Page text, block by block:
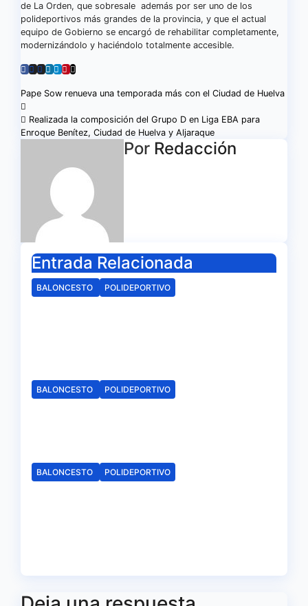
de La Orden, que sobresale además por ser uno de los
polideportivos más grandes de la provincia, y que el actual
equipo de Gobierno se encargó de rehabilitar completamente,
modernizándolo y haciéndolo totalmente accesible.
Navegación
de
Pape Sow renueva una temporada más con el Ciudad de Huelva
Realizada la composición del Grupo D en Liga EBA para
Enroque Benítez, Ciudad de Huelva y Aljaraque
Por Redacción
Entrada Relacionada
BALONCESTO POLIDEPORTIVO
BALONCESTO POLIDEPORTIVO
BALONCESTO POLIDEPORTIVO